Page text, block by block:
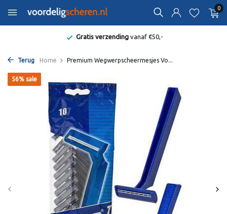
0
Gratis verzendingvanaf €50,-
Terug Home Premium Wegwerpscheermesjes Vo...
56% sale